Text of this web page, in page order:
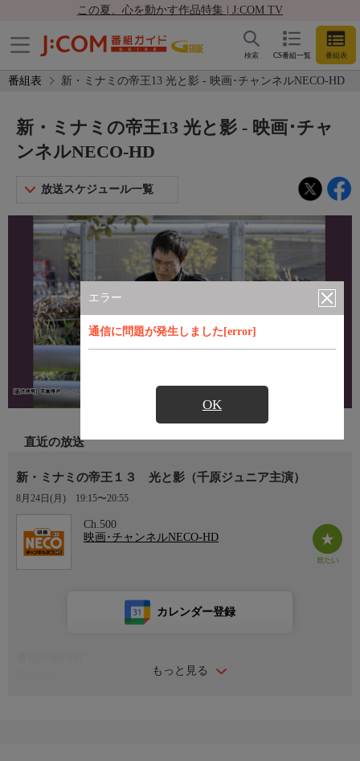
この夏、心を動かす作品特集 | J:COM TV
CS番組一覧 番組表
検索
番組表 新・ミナミの帝王13 光と影 - 映画･チャンネルNECO-HD
エラー
通信に問題が発生しました[error]
OK
新・ミナミの帝王13 光と影 - 映画･チャ
ンネルNECO-HD
放送スケジュール一覧
直近の放送
新・ミナミの帝王１３ 光と影（千原ジュニア主演）
8月24日(月) 19:15〜20:55
Ch.500
映画･チャンネルNECO-HD
もっと見る
カレンダー登録